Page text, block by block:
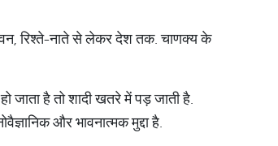
रिश्ते-नाते से लेकर देश तक. चाणक्य के
जाता है तो शादी खतरे में पड़ जाती है.
और भावनात्मक मुद्दा है.